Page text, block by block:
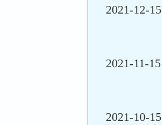
2021-12-15
2021-11-15
2021-10-15